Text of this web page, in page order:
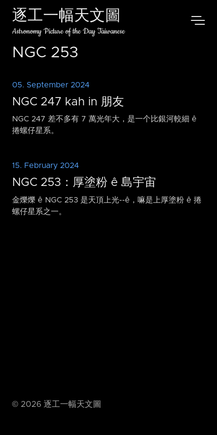
逐工一幅天文圖
Astronomy Picture of the Day Taiwanese
NGC 253
05. September 2024
NGC 247 kah in 朋友
NGC 247 差不多有 7 萬光年大，是一个比銀河較細 ê
捲螺仔星系。
15. February 2024
NGC 253：厚塗粉 ê 島宇宙
金爍爍 ê NGC 253 是天頂上光-⁠-ê，嘛是上厚塗粉 ê 捲
螺仔星系之一。
© 2026 逐工一幅天文圖